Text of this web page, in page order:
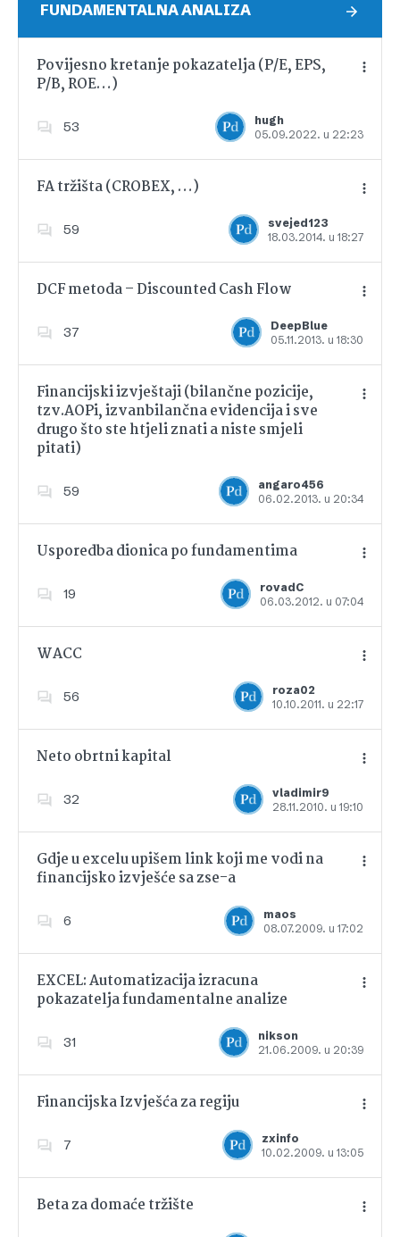
FUNDAMENTALNA ANALIZA
Povijesno kretanje pokazatelja (P/E, EPS,
P/B, ROE…)
53
hugh
05.09.2022. u 22:23
Dodajte u favorite
FA tržišta (CROBEX, …)
59
svejed123
18.03.2014. u 18:27
Dodajte u favorite
DCF metoda – Discounted Cash Flow
37
DeepBlue
05.11.2013. u 18:30
Dodajte u favorite
Financijski izvještaji (bilančne pozicije,
tzv.AOPi, izvanbilančna evidencija i sve
drugo što ste htjeli znati a niste smjeli
pitati)
59
angaro456
06.02.2013. u 20:34
Usporedba dionica po fundamentima
19
rovadC
06.03.2012. u 07:04
Dodajte u favorite
WACC
56
roza02
10.10.2011. u 22:17
Dodajte u favorite
Neto obrtni kapital
32
vladimir9
28.11.2010. u 19:10
Dodajte u favorite
Gdje u excelu upišem link koji me vodi na
financijsko izvješće sa zse-a
6
maos
08.07.2009. u 17:02
Dodajte u favorite
EXCEL: Automatizacija izracuna
pokazatelja fundamentalne analize
31
nikson
21.06.2009. u 20:39
Dodajte u favorite
Financijska Izvješća za regiju
7
zxinfo
10.02.2009. u 13:05
Dodajte u favorite
Beta za domaće tržište